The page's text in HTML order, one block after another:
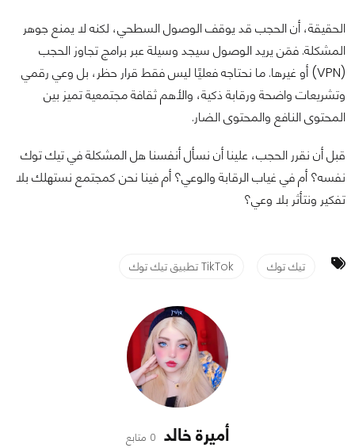
الحقيقة، أن الحجب قد يوقف الوصول السطحي، لكنه لا يمنع جوهر
المشكلة. فمَن يريد الوصول سيجد وسيلة عبر برامج تجاوز الحجب
(VPN) أو غيرها. ما نحتاجه فعليًا ليس فقط قرار حظر، بل وعي رقمي
وتشريعات واضحة ورقابة ذكية، والأهم ثقافة مجتمعية تميز بين
المحتوى النافع والمحتوى الضار.
قبل أن نقرر الحجب، علينا أن نسأل أنفسنا هل المشكلة في تيك توك
نفسه؟ أم في غياب الرقابة والوعي؟ أم فينا نحن كمجتمع نستهلك بلا
تفكير ونتأثر بلا وعي؟
تيك توك TikTok تطبيق تيك توك
أميرة خالد 0 متابع